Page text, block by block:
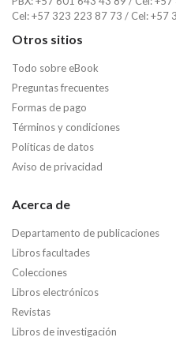
Cel: +57 323 223 87 73 / Cel: +57
Otros sitios
Todo sobre eBook
Preguntas frecuentes
Formas de pago
Términos y condiciones
Políticas de datos
Aviso de privacidad
Acerca de
Departamento de publicaciones
Libros facultades
Colecciones
Libros electrónicos
Revistas
Libros de investigación